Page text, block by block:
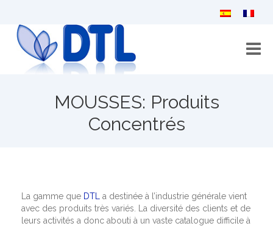
Qui sommes-nous?
MOUSSES: Produits
Concentrés
La gamme que DTL a destinée à l’industrie générale vient
avec des produits très variés. La diversité des clients et de
leurs activités a donc abouti à un vaste catalogue difficile à